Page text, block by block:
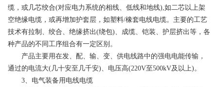
缆，或几芯绞合(对应电力系统的相线、低线和地线),如二芯以上架
空绝缘电缆，或再增加护套层，如塑料/橡套电线电缆。主要的工艺
技术有拉制、绞合、绝缘挤出(绕包)、成缆、铠装、护层挤出等，各
种产品的不同工序组合有一定区别。
产品主要用在发、配、输、变、供电线路中的强电电能传输，
通过的电流大(几十安至几千安)、电压高(220V至500kV及以上)。
3、电气装备用电线电缆